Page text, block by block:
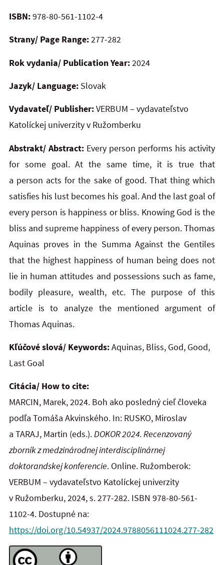
ISBN:978-80-561-1102-4
Strany/ Page Range:277-282
Rok vydania/ Publication Year:2024
Jazyk/ Language: Slovak
Vydavateľ/ Publisher:VERBUM – vydavateľstvo
Katolíckej univerzity v Ružomberku
Abstrakt/ Abstract: Every person performs his activity
for some goal. At the same time, it is true that
a person acts for the sake of good. That thing which
satisfies his lust becomes his goal. And the last goal of
every person is happiness or bliss. Knowing God is the
bliss and supreme happiness of every person. Thomas
Aquinas proves in the Summa Against the Gentiles
that the highest happiness of human being does not
lie in human attitudes and possessions such as fame,
bodily pleasure, wealth, etc. The purpose of this
article is to analyze the mentioned argument of
Thomas Aquinas.
Kľúčové slová/ Keywords:Aquinas, Bliss, God, Good,
Last Goal
Citácia/ How to cite:
MARCIN, Marek, 2024. Boh ako posledný cieľ človeka
podľa Tomáša Akvinského. In: RUSKO, Miroslav
a TARAJ, Martin (eds.).DOKOR 2024.Recenzovaný
zborník z medzinárodnej interdisciplinárnej
doktorandskej konferencie. Online. Ružomberok:
VERBUM – vydavateľstvo Katolíckej univerzity
v Ružomberku, 2024, s. 277-282. ISBN 978-80-561-
1102-4. Dostupné na:
https://doi.org/10.54937/2024.9788056111024.277-282